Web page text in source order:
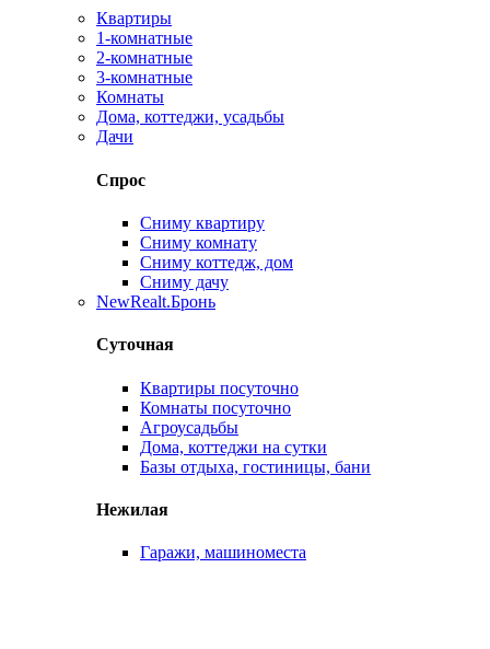
Квартиры
1-комнатные
2-комнатные
3-комнатные
Комнаты
Дома, коттеджи, усадьбы
Дачи
Спрос
Сниму квартиру
Сниму комнату
Сниму коттедж, дом
Сниму дачу
NewRealt.Бронь
Суточная
Квартиры посуточно
Комнаты посуточно
Агроусадьбы
Дома, коттеджи на сутки
Базы отдыха, гостиницы, бани
Нежилая
Гаражи, машиноместа